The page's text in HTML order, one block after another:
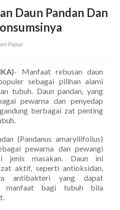
Daun Pandan Dan
Papua
- Manfaat rebusan daun
sebagai pilihan alami
tubuh. Daun pandan, yang
pewarna dan penyedap
berbagai zat penting
(Pandanus amaryllifolius)
pewarna dan pewangi
jenis masakan. Daun ini
aktif, seperti antioksidan,
antibakteri yang dapat
manfaat bagi tubuh bila